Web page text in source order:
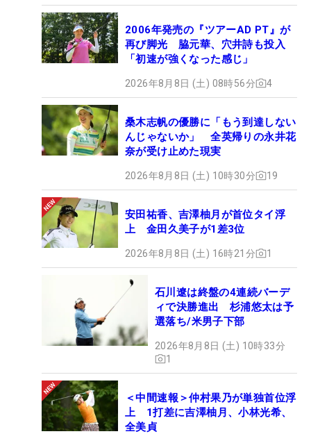
2006年発売の『ツアーAD PT』が
再び脚光 脇元華、穴井詩も投入
「初速が強くなった感じ」
2026年8月8日 (土) 08時56分 4
桑木志帆の優勝に「もう到達しない
んじゃないか」 全英帰りの永井花
奈が受け止めた現実
2026年8月8日 (土) 10時30分 19
安田祐香、吉澤柚月が首位タイ浮
上 金田久美子が1差3位
2026年8月8日 (土) 16時21分 1
石川遼は終盤の4連続バーデ
ィで決勝進出 杉浦悠太は予
選落ち/米男子下部
2026年8月8日 (土) 10時33分
1
＜中間速報＞仲村果乃が単独首位浮
上 1打差に吉澤柚月、小林光希、
全美貞